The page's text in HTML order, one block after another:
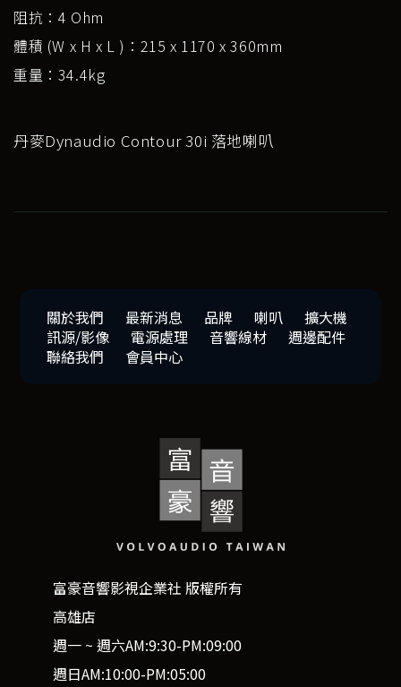
阻抗：4 Ohm
體積 (W x H x L )：215 x 1170 x 360mm
重量：34.4kg
丹麥Dynaudio Contour 30i 落地喇叭
關於我們 最新消息 品牌 喇叭
擴大機
訊源/影像
電源處理 音響線材
週邊配件
聯絡我們
會員中心
富豪音響影視企業社 版權所有
高雄店
週一 ~ 週六AM:9:30-PM:09:00
週日AM:10:00-PM:05:00